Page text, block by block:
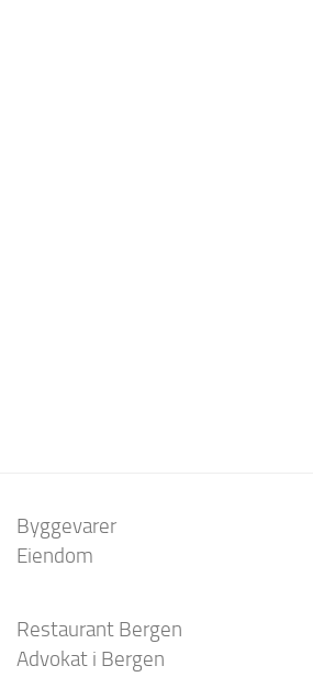
Byggevarer
Eiendom
Restaurant Bergen
Advokat i Bergen